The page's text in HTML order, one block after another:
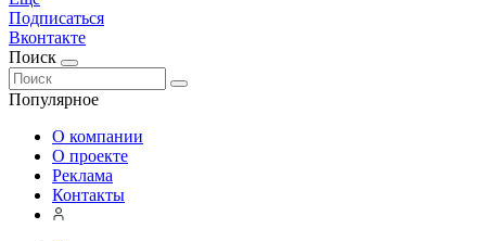
Подписаться
Вконтакте
Поиск
Популярное
О компании
О проекте
Реклама
Контакты